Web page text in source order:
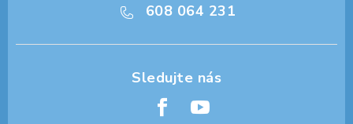
608 064 231